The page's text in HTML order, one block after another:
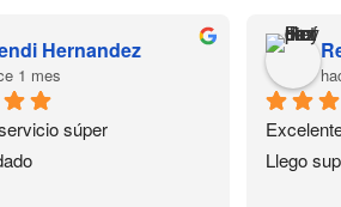
Hernandez
1 mes
súper
Llego